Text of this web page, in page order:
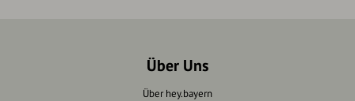
Über Uns
Über hey.bayern